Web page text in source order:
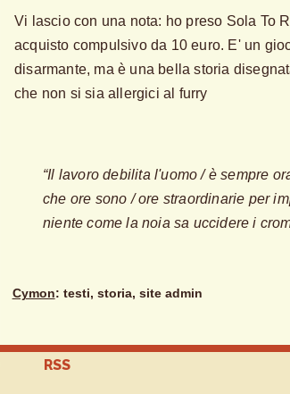
Vi lascio con una nota: ho preso Sola To
acquisto compulsivo da 10 euro. E' un
disarmante, ma è una bella storia
che non si sia allergici al furry
“Il lavoro debilita l'uomo / è sempre
che ore sono / ore straordinarie per
niente come la noia sa uccidere i
Cymon: testi, storia, site admin
RSS